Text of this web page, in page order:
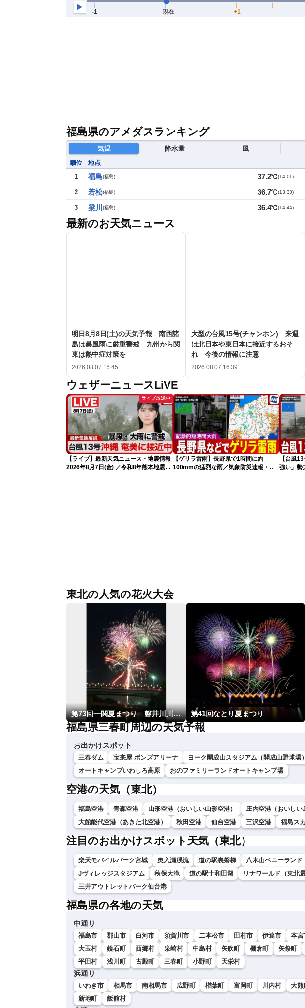
福島県のアメダスランキング
気温 降水量 風
順位 地点
1
福島(福島) 37.2℃(14:01)
2 若松(福島) 36.7℃(13:30)
3 梁川 (福島) 36.4℃(14:44)
最新のお天気ニュース
明日8月8日(土)の天気予報 南西諸
島は暴風雨に厳重警戒 九州から関
東は熱中症対策を
2026.08.07 16:45
大型の台風15号(チャンホン) 来週
は北日本や東日本に接近するおそ
れ 今後の情報に注意
2026.08.07 16:39
ウェザーニュースLiVE
ライブ放送中
【ライブ】最新天気ニュース・地震情報
2026年8月7日(金) ／令和8年熊本地震情
【ゲリラ雷雨】長野県で1時間に約
100mmの猛烈な雨／気象防災速報・記
【台風
強い」勢
東北の人気の花火大会
第73回一関夏まつり 磐井川川開き花火大会 第41回なとり夏まつり
福島県三春町周辺の天気予報
お出かけスポット
三春ダム 宝来屋 ボンズアリーナ ヨーク開成山スタジアム（開成山野球場）
オートキャンプいわしろ高原
おのファミリーランドオートキャンプ場
空港の天気（東北）
福島空港 青森空港 山形空港（おいしい山形空港） 庄内空港（おいしい
大館能代空港（あきた北空港）
秋田空港 仙台空港 三沢空港 福島ス
注目のお出かけスポット天気（東北）
楽天モバイルパーク宮城 奥入瀬渓流 道の駅裏磐梯 八木山ベニーランド
Jヴィレッジスタジアム
秋保大滝 道の駅十和田湖
リナワールド（東北
三井アウトレットパーク仙台港
福島県の各地の天気
中通り
福島市 郡山市 白河市 須賀川市 二本松市 田村市 伊達市 本宮
大玉村
鏡石町 西郷村 泉崎村 中島村 矢吹町 棚倉町 矢祭町
平田村
浅川町 古殿町 三春町 小野町 天栄村
浜通り
いわき市 相馬市 南相馬市 広野町 楢葉町 富岡町 川内村 大熊
新地町
飯舘村